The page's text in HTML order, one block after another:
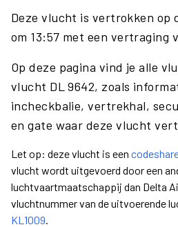
Deze vlucht is vertrokken op
om 13:57 met een vertraging
Op deze pagina vind je alle
vlucht DL 9642, zoals
incheckbalie, vertrekhal,
en gate waar deze vlucht
Let op: deze vlucht is een
vlucht wordt uitgevoerd door een
luchtvaartmaatschappij dan Delta
vluchtnummer van de uitvoerende
KL1009.